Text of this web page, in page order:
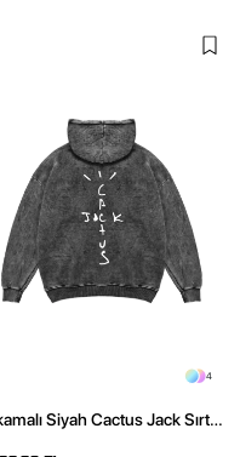
4
Siyah Cactus Jack Sırt